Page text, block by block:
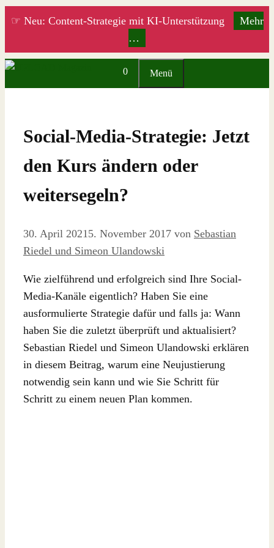
Zum
☞ Neu: Content-Strategie mit KI-Unterstützung
Mehr
…
0 Menü
Social-Media-Strategie: Jetzt
den Kurs ändern oder
weitersegeln?
30. April 2021 5. November 2017 von Sebastian
Riedel und Simeon Ulandowski
Wie zielführend und erfolgreich sind Ihre Social-
Media-Kanäle eigentlich? Haben Sie eine
ausformulierte Strategie dafür und falls ja: Wann
haben Sie die zuletzt überprüft und aktualisiert?
Sebastian Riedel und Simeon Ulandowski erklären
in diesem Beitrag, warum eine Neujustierung
notwendig sein kann und wie Sie Schritt für
Schritt zu einem neuen Plan kommen.